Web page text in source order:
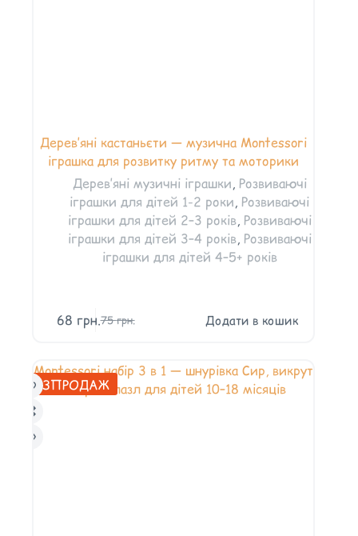
Дерев’яні кастаньєти — музична Montessori
іграшка для розвитку ритму та моторики
Дерев’яні музичні іграшки, Розвиваючі
іграшки для дітей 1-2 роки, Розвиваючі
іграшки для дітей 2–3 років, Розвиваючі
іграшки для дітей 3–4 років, Розвиваючі
іграшки для дітей 4–5+ років
75грн.
68 грн. Додати в кошик
РОЗПРОДАЖ